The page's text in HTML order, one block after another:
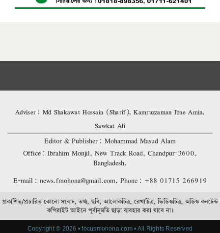
Adviser: Md Shakawat Hossain (Sharif), Kamruzzaman Ibne Amin,
Sawkat Ali
Editor & Publisher: Mohammad Masud Alam
Office: Ibrahim Monjil, New Track Road, Chandpur-3600,
Bangladesh.
E-mail: news.fmohona@gmail.com, Phone: +88 01715 266919
প্রকাশিত/প্রচারিত কোনো সংবাদ, তথ্য, ছবি, আলোকচিত্র, রেখাচিত্র, ভিডিওচিত্র, অডিও কনটেন্ট
কপিরাইট আইনে পূর্বানুমতি ছাড়া ব্যবহার করা যাবে না।
Copyright © 2026 • focusmohona.com • All Rights Reserved